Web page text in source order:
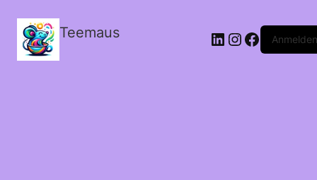
Teemaus LinkedIn
Instagram
FacebookAnmelden